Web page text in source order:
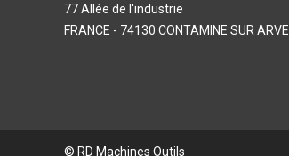
77 Allée de l'industrie
FRANCE - 74130 CONTAMINE SUR ARVE
© RD Machines Outils